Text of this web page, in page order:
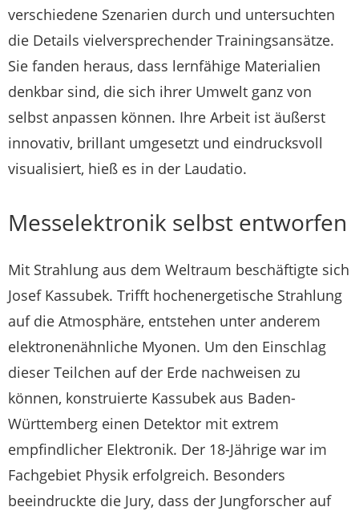
verschiedene Szenarien durch und untersuchten
die Details vielversprechender Trainingsansätze.
Sie fanden heraus, dass lernfähige Materialien
denkbar sind, die sich ihrer Umwelt ganz von
selbst anpassen können. Ihre Arbeit ist äußerst
innovativ, brillant umgesetzt und eindrucksvoll
visualisiert, hieß es in der Laudatio.
Messelektronik selbst entworfen
Mit Strahlung aus dem Weltraum beschäftigte sich
Josef Kassubek. Trifft hochenergetische Strahlung
auf die Atmosphäre, entstehen unter anderem
elektronenähnliche Myonen. Um den Einschlag
dieser Teilchen auf der Erde nachweisen zu
können, konstruierte Kassubek aus Baden-
Württemberg einen Detektor mit extrem
empfindlicher Elektronik. Der 18-Jährige war im
Fachgebiet Physik erfolgreich. Besonders
beeindruckte die Jury, dass der Jungforscher auf